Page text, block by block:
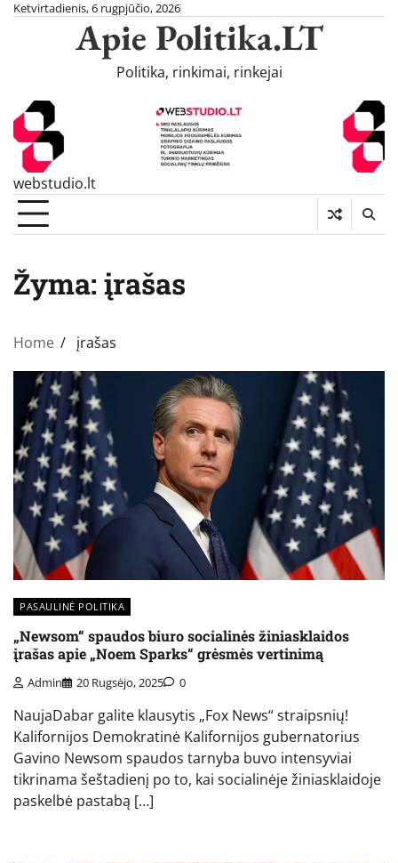
SkipKetvirtadienis, 6 rugpjūčio, 2026
Apie Politika.LT
Politika, rinkimai, rinkejai
webstudio.lt
Žyma: įrašas
Home įrašas
PASAULINĖ POLITIKA
„Newsom“ spaudos biuro socialinės žiniasklaidos
įrašas apie „Noem Sparks“ grėsmės vertinimą
Admin 20 Rugsėjo, 2025 0
NaujaDabar galite klausytis „Fox News“ straipsnių!
Kalifornijos Demokratinė Kalifornijos gubernatorius
Gavino Newsom spaudos tarnyba buvo intensyviai
tikrinama šeštadienį po to, kai socialinėje žiniasklaidoje
paskelbė pastabą […]